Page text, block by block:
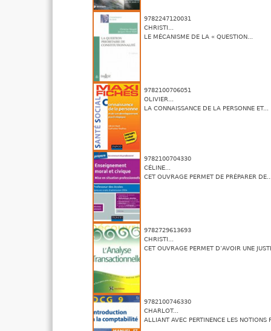
9782247120031
CHRISTI...
LE MÉCANISME DE LA « QUESTION...
9782100706051
OLIVIER...
LA CONNAISSANCE DE LA PERSONNE ET...
9782100704330
CÉLINE...
CET OUVRAGE PERMET DE PRÉPARER DE...
9782729613693
CHRISTI...
CET OUVRAGE PERMET D’AVOIR UNE
9782100746330
CHARLOT...
ALLIANT AVEC PERTINENCE LES NOTIONS